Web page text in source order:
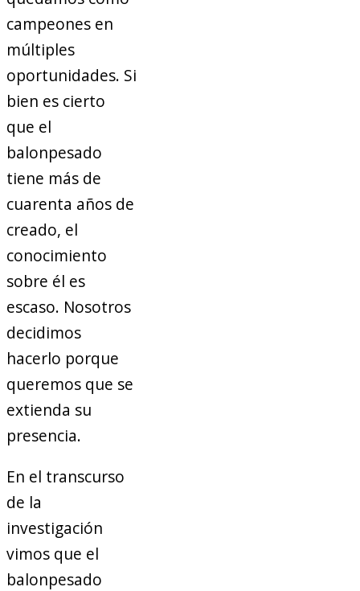
campeones en
múltiples
oportunidades. Si
bien es cierto
que el
balonpesado
tiene más de
cuarenta años de
creado, el
conocimiento
sobre él es
escaso. Nosotros
decidimos
hacerlo porque
queremos que se
extienda su
presencia.
En el transcurso
de la
investigación
vimos que el
balonpesado